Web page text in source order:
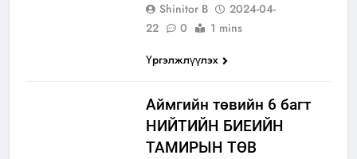
Shinitor B
2024-04-
22
0
1 mins
Үргэлжлүүлэх
Aймгийн төвийн 6 багт
НИЙТИЙН БИЕИЙН
ТАМИРЫН ТӨВ